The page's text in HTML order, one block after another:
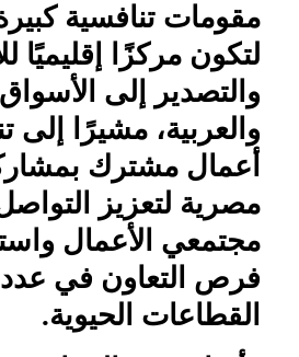
مقومات تنافسية
لتكون مركزًا إقليميًا
والتصدير إلى الأسواق
والعربية، مشيرًا إلى
مصرية لتعزيز
مجتمعي الأعمال
فرص التعاون في
القطاعات الحيوية.